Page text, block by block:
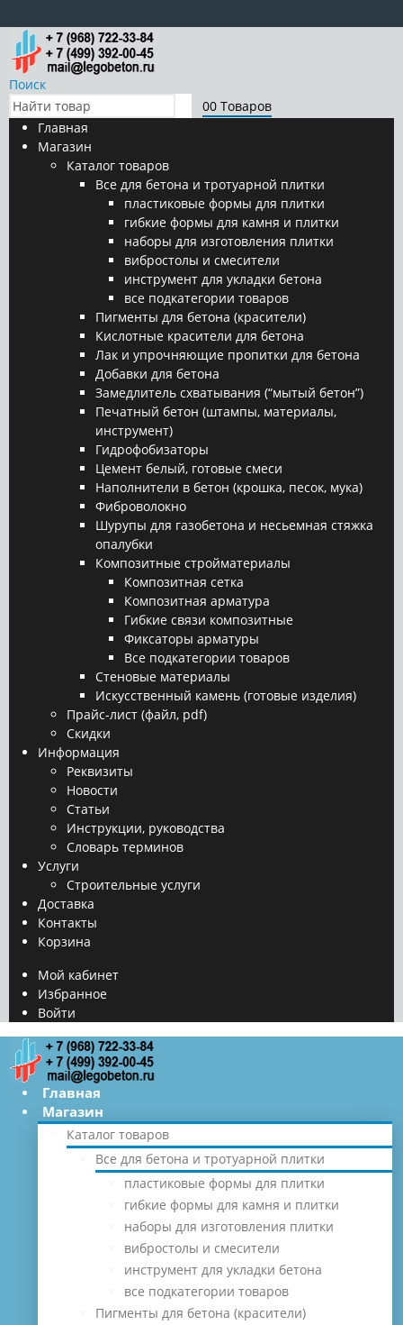
Поиск
00 Товаров
Главная
Магазин
Каталог товаров
Все для бетона и тротуарной плитки
пластиковые формы для плитки
гибкие формы для камня и плитки
наборы для изготовления плитки
вибростолы и смесители
инструмент для укладки бетона
все подкатегории товаров
Пигменты для бетона (красители)
Кислотные красители для бетона
Лак и упрочняющие пропитки для бетона
Добавки для бетона
Замедлитель схватывания (“мытый бетон”)
Печатный бетон (штампы, материалы,
инструмент)
Гидрофобизаторы
Цемент белый, готовые смеси
Наполнители в бетон (крошка, песок, мука)
Фиброволокно
Шурупы для газобетона и несьемная стяжка
опалубки
Композитные стройматериалы
Композитная сетка
Композитная арматура
Гибкие связи композитные
Фиксаторы арматуры
Все подкатегории товаров
Стеновые материалы
Искусственный камень (готовые изделия)
Прайс-лист (файл, pdf)
Скидки
Информация
Реквизиты
Новости
Статьи
Инструкции, руководства
Словарь терминов
Услуги
Строительные услуги
Доставка
Контакты
Корзина
Мой кабинет
Избранное
Войти
Главная
Магазин
Каталог товаров
Все для бетона и тротуарной плитки
пластиковые формы для плитки
гибкие формы для камня и плитки
наборы для изготовления плитки
вибростолы и смесители
инструмент для укладки бетона
все подкатегории товаров
Пигменты для бетона (красители)